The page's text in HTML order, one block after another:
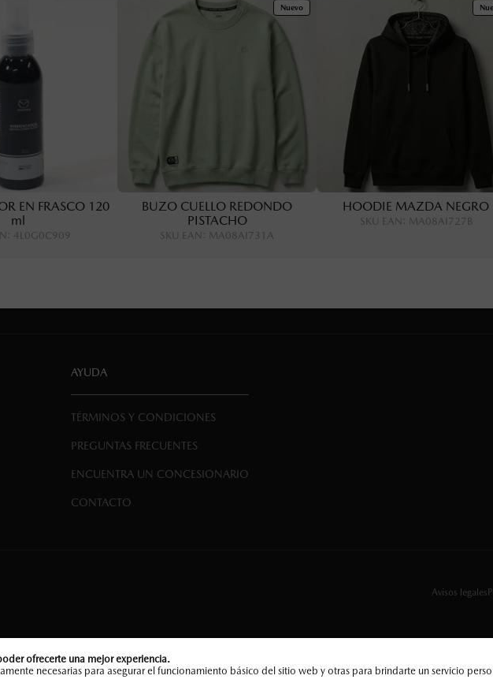
EN FRASCO 120
ml
: 4L0G0C909
Nuevo
BUZO CUELLO REDONDO
PISTACHO
SKU EAN : MA08AI731A
HOODIE MAZDA NEGRO
SKU EAN : MA08AI727B
AYUDA
TÉRMINOS Y CONDICIONES
PREGUNTAS FRECUENTES
ENCUENTRA UN CONCESIONARIO
CONTACTO
Avisos legales
ofrecerte una mejor experiencia.
necesarias para asegurar el funcionamiento básico del sitio web y otras para brindarte un servicio